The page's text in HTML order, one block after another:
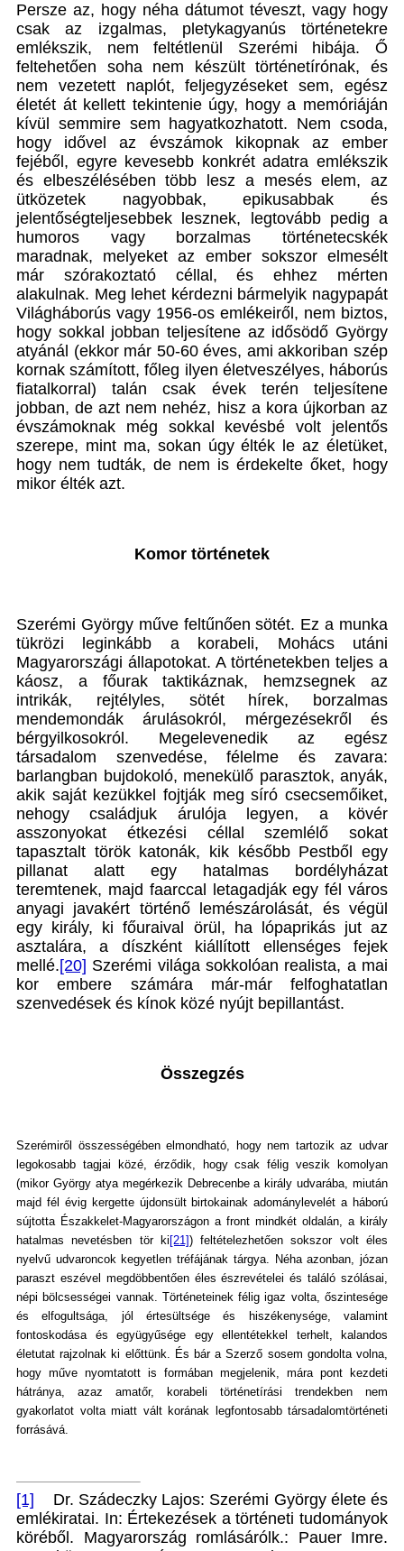
Persze az, hogy néha dátumot téveszt, vagy hogy
csak az izgalmas, pletykagyanús történetekre
emlékszik, nem feltétlenül Szerémi hibája. Ő
feltehetően soha nem készült történetírónak, és
nem vezetett naplót, feljegyzéseket sem, egész
életét át kellett tekintenie úgy, hogy a memóriáján
kívül semmire sem hagyatkozhatott. Nem csoda,
hogy idővel az évszámok kikopnak az ember
fejéből, egyre kevesebb konkrét adatra emlékszik
és elbeszélésében több lesz a mesés elem, az
ütközetek nagyobbak, epikusabbak és
jelentőségteljesebbek lesznek, legtovább pedig a
humoros vagy borzalmas történetecskék
maradnak, melyeket az ember sokszor elmesélt
már szórakoztató céllal, és ehhez mérten
alakulnak. Meg lehet kérdezni bármelyik nagypapát
Világháborús vagy 1956-os emlékeiről, nem biztos,
hogy sokkal jobban teljesítene az idősödő György
atyánál (ekkor már 50-60 éves, ami akkoriban szép
kornak számított, főleg ilyen életveszélyes, háborús
fiatalkorral) talán csak évek terén teljesítene
jobban, de azt nem nehéz, hisz a kora újkorban az
évszámoknak még sokkal kevésbé volt jelentős
szerepe, mint ma, sokan úgy élték le az életüket,
hogy nem tudták, de nem is érdekelte őket, hogy
mikor élték azt.
Komor történetek
Szerémi György műve feltűnően sötét. Ez a munka
tükrözi leginkább a korabeli, Mohács utáni
Magyarországi állapotokat. A történetekben teljes a
káosz, a főurak taktikáznak, hemzsegnek az
intrikák, rejtélyles, sötét hírek, borzalmas
mendemondák árulásokról, mérgezésekről és
bérgyilkosokról. Megelevenedik az egész
társadalom szenvedése, félelme és zavara:
barlangban bujdokoló, menekülő parasztok, anyák,
akik saját kezükkel fojtják meg síró csecsemőiket,
nehogy családjuk árulója legyen, a kövér
asszonyokat étkezési céllal szemlélő sokat
tapasztalt török katonák, kik később Pestből egy
pillanat alatt egy hatalmas bordélyházat
teremtenek, majd faarccal letagadják egy fél város
anyagi javakért történő lemészárolását, és végül
egy király, ki főuraival örül, ha lópaprikás jut az
asztalára, a díszként kiállított ellenséges fejek
mellé.[20] Szerémi világa sokkolóan realista, a mai
kor embere számára már-már felfoghatatlan
szenvedések és kínok közé nyújt bepillantást.
Összegzés
Szerémiről összességében elmondható, hogy nem tartozik az udvar
legokosabb tagjai közé, érződik, hogy csak félig veszik komolyan
(mikor György atya megérkezik Debrecenbe a király udvarába, miután
majd fél évig kergette újdonsült birtokainak adománylevelét a háború
sújtotta Északkelet-Magyarországon a front mindkét oldalán, a király
hatalmas nevetésben tör ki [21]) feltételezhetően sokszor volt éles
nyelvű udvaroncok kegyetlen tréfájának tárgya. Néha azonban, józan
paraszt eszével megdöbbentően éles észrevételei és találó szólásai,
népi bölcsességei vannak. Történeteinek félig igaz volta, őszintesége
és elfogultsága, jól értesültsége és hiszékenysége, valamint
fontoskodása és együgyűsége egy ellentétekkel terhelt, kalandos
életutat rajzolnak ki előttünk. És bár a Szerző sosem gondolta volna,
hogy műve nyomtatott is formában megjelenik, mára pont kezdeti
hátránya, azaz amatőr, korabeli történetírási trendekben nem
gyakorlatot volta miatt vált korának legfontosabb társadalomtörténeti
forrásává.
[1] Dr. Szádeczky Lajos: Szerémi György élete és
emlékiratai. In: Értekezések a történeti tudományok
köréből. Magyarország romlásárólk.: Pauer Imre.